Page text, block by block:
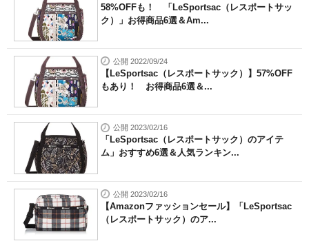
58%OFFも！ 「LeSportsac（レスポートサッ
ク）」お得商品6選＆Am...
公開 2022/09/24
【LeSportsac（レスポートサック）】57%OFF
もあり！ お得商品6選＆...
公開 2023/02/16
「LeSportsac（レスポートサック）のアイテ
ム」おすすめ6選＆人気ランキン...
公開 2023/02/16
【Amazonファッションセール】「LeSportsac
（レスポートサック）のア...